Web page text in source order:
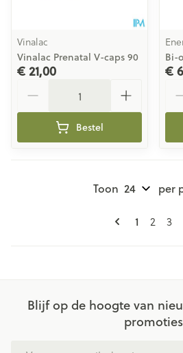
Vinalac
Vinalac Prenatal V-caps 90
€ 21,00
Bestel
Bi-
€
U lees
1 Pagina
2 3
Toon per
Blijf op de hoogte van
promoties